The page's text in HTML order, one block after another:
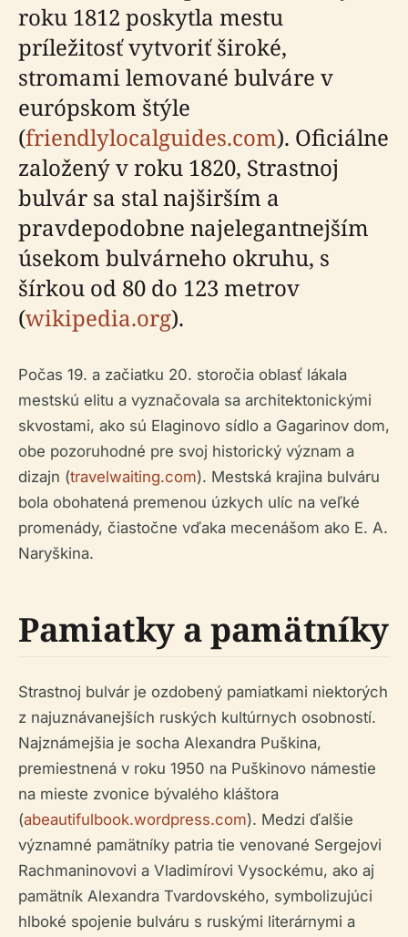
roku 1812 poskytla mestu
príležitosť vytvoriť široké,
stromami lemované bulváre v
európskom štýle
(friendlylocalguides.com). Oficiálne
založený v roku 1820, Strastnoj
bulvár sa stal najširším a
pravdepodobne najelegantnejším
úsekom bulvárneho okruhu, s
šírkou od 80 do 123 metrov
(wikipedia.org).
Počas 19. a začiatku 20. storočia oblasť lákala
mestskú elitu a vyznačovala sa architektonickými
skvostami, ako sú Elaginovo sídlo a Gagarinov dom,
obe pozoruhodné pre svoj historický význam a
dizajn (travelwaiting.com). Mestská krajina bulváru
bola obohatená premenou úzkych ulíc na veľké
promenády, čiastočne vďaka mecenášom ako E. A.
Naryškina.
Pamiatky a pamätníky
Strastnoj bulvár je ozdobený pamiatkami niektorých
z najuznávanejších ruských kultúrnych osobností.
Najznámejšia je socha Alexandra Puškina,
premiestnená v roku 1950 na Puškinovo námestie
na mieste zvonice bývalého kláštora
(abeautifulbook.wordpress.com). Medzi ďalšie
významné pamätníky patria tie venované Sergejovi
Rachmaninovovi a Vladimírovi Vysockému, ako aj
pamätník Alexandra Tvardovského, symbolizujúci
hlboké spojenie bulváru s ruskými literárnymi a